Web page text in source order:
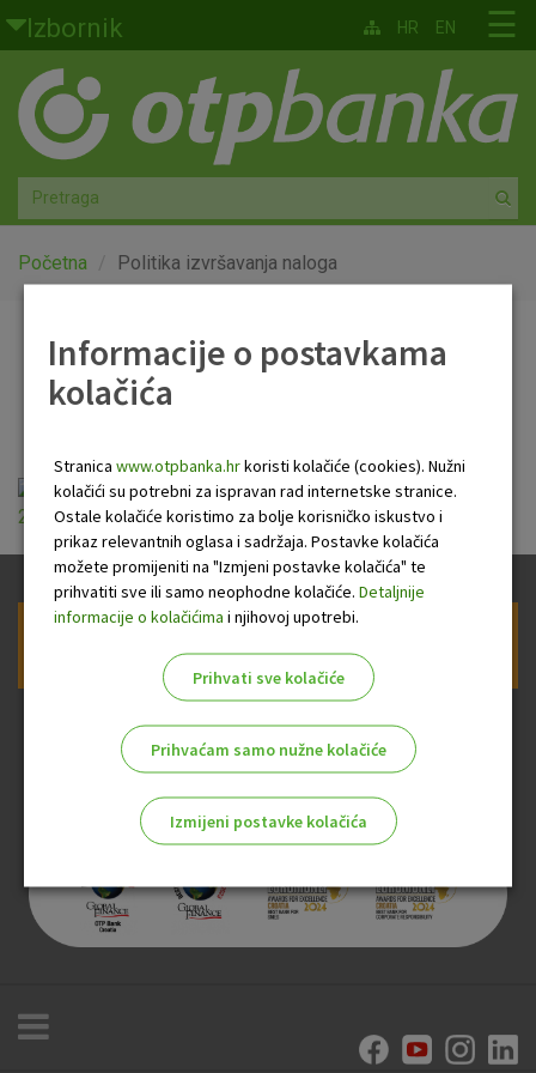
Skoči na glavni sadržaj
Izbornik
Građani
Privatno bankarstvo
Agro
Mala poduzeća i obrtnici
Globalna tržišta
O nama
☰
HR EN
Početna Politika izvršavanja naloga
Politika izvršavanja
Politika izvršavanja naloga - u primjeni od
22.03.2021.pdf
Informacije o postavkama
kolačića
Stranica www.otpbanka.hrkoristi kolačiće (cookies). Nužni
kolačići su potrebni za ispravan rad internetske stranice.
Ostale kolačiće koristimo za bolje korisničko iskustvo i
prikaz relevantnih oglasa i sadržaja. Postavke kolačića
možete promijeniti na "Izmjeni postavke kolačića" te
prihvatiti sve ili samo neophodne kolačiće. Detaljnije
informacije o kolačićima i njihovoj upotrebi.
Prihvati sve kolačiće
Prihvaćam samo nužne kolačiće
Izmijeni postavke kolačića
Nužni kolačići
Analitički kolačići